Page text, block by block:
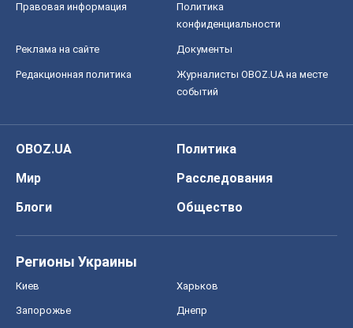
Правовая информация
Политика
конфиденциальности
Реклама на сайте Документы
Редакционная политика
Журналисты OBOZ.UA на месте
событий
OBOZ.UA
Политика
Мир
Расследования
Блоги
Общество
Регионы Украины
Киев Харьков
Запорожье Днепр